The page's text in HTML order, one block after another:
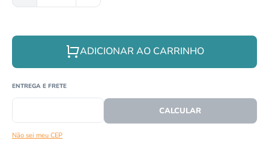
ADICIONAR AO CARRINHO
Não sei meu CEP
CALCULAR O FRETE